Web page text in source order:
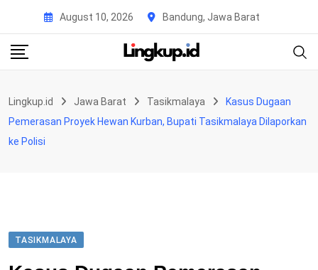
content
August 10, 2026 Bandung, Jawa Barat
Lingkup.id Jawa Barat Tasikmalaya
Kasus Dugaan
Pemerasan Proyek Hewan Kurban, Bupati Tasikmalaya Dilaporkan
ke Polisi
TASIKMALAYA